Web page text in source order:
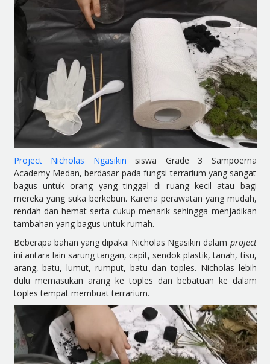
Project Nicholas Ngasikin siswa Grade 3 Sampoerna
Academy Medan, berdasar pada fungsi terrarium yang sangat
bagus untuk orang yang tinggal di ruang kecil atau bagi
mereka yang suka berkebun. Karena perawatan yang mudah,
rendah dan hemat serta cukup menarik sehingga menjadikan
tambahan yang bagus untuk rumah.
Beberapa bahan yang dipakai Nicholas Ngasikin dalam project
ini antara lain sarung tangan, capit, sendok plastik, tanah, tisu,
arang, batu, lumut, rumput, batu dan toples. Nicholas lebih
dulu memasukan arang ke toples dan bebatuan ke dalam
toples tempat membuat terrarium.